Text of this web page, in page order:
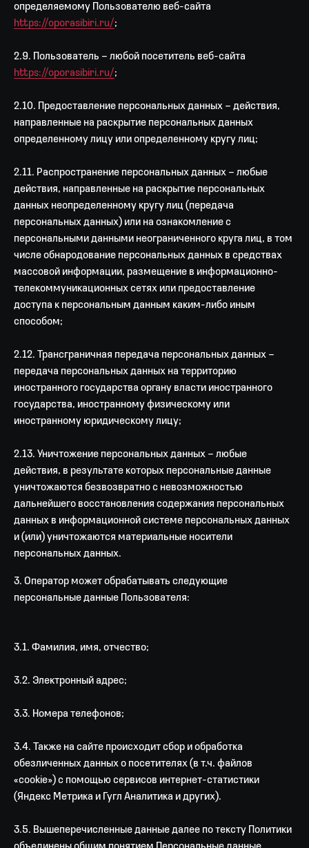
определяемому Пользователю веб-сайта
https://oporasibiri.ru/;
2.9. Пользователь – любой посетитель веб-сайта
https://oporasibiri.ru/;
2.10. Предоставление персональных данных – действия,
направленные на раскрытие персональных данных
определенному лицу или определенному кругу лиц;
2.11. Распространение персональных данных – любые
действия, направленные на раскрытие персональных
данных неопределенному кругу лиц (передача
персональных данных) или на ознакомление с
персональными данными неограниченного круга лиц, в том
числе обнародование персональных данных в средствах
массовой информации, размещение в информационно-
телекоммуникационных сетях или предоставление
доступа к персональным данным каким-либо иным
способом;
2.12. Трансграничная передача персональных данных –
передача персональных данных на территорию
иностранного государства органу власти иностранного
государства, иностранному физическому или
иностранному юридическому лицу;
2.13. Уничтожение персональных данных – любые
действия, в результате которых персональные данные
уничтожаются безвозвратно с невозможностью
дальнейшего восстановления содержания персональных
данных в информационной системе персональных данных
и (или) уничтожаются материальные носители
персональных данных.
3. Оператор может обрабатывать следующие
персональные данные Пользователя:
3.1. Фамилия, имя, отчество;
3.2. Электронный адрес;
3.3. Номера телефонов;
3.4. Также на сайте происходит сбор и обработка
обезличенных данных о посетителях (в т.ч. файлов
«cookie») с помощью сервисов интернет-статистики
(Яндекс Метрика и Гугл Аналитика и других).
3.5. Вышеперечисленные данные далее по тексту Политики